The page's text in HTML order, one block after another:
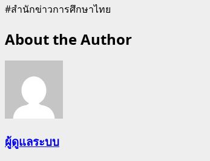
#สำนักข่าวการศึกษาไทย
About the Author
ผู้ดูแลระบบ